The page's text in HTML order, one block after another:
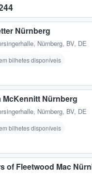
Nürnberg
, Nürnberg, BV, DE
bilhetes disponíveis
McKennitt Nürnberg
, Nürnberg, BV, DE
bilhetes disponíveis
of Fleetwood Mac